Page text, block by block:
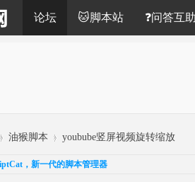
论坛 🐱脚本站 ❓问答互助
› 油猴脚本 › youbube竖屏视频旋转缩放
，新一代的脚本管理器